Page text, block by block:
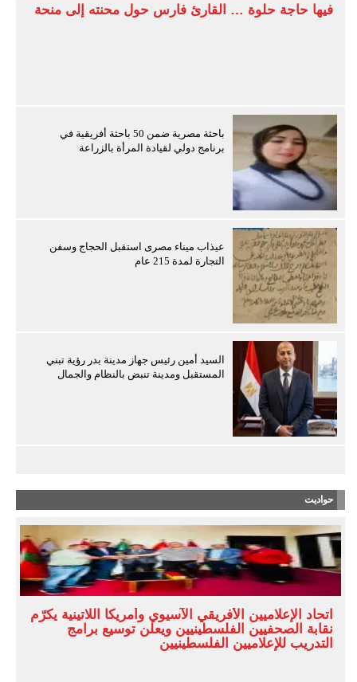
فيها حاجة حلوة … القارئ فارس حول محنته إلى منحة
باحثة مصرية ضمن 50 باحثة أفريقية في
برنامج دولي لقيادة المرأة بالزراعة
عيذاب ميناء مصرى استقبل الحجاج وسفن
التجارة لمدة 215 عام
السيد أمين رئيس جهاز مدينة بدر رؤية تبني
المستقبل ومدينة تنبض بالنظام والجمال
حواديت
اتحاد الإعلاميين الأفريقي الآسيوي وأمريكا اللاتينية يكرّم
نقابة الصحفيين الفلسطينيين ويعلن توسيع برامج
التدريب للإعلاميين الفلسطينيين